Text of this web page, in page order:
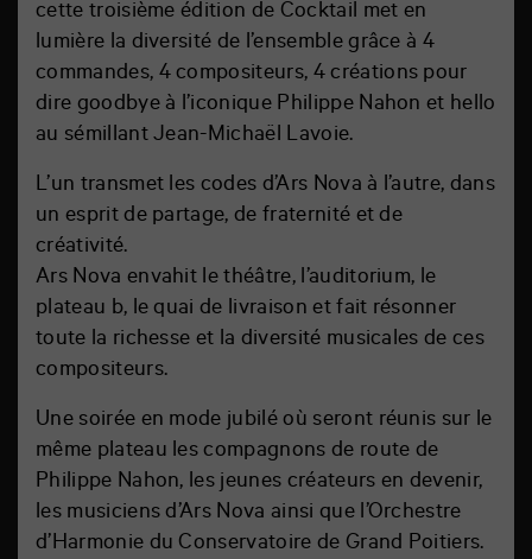
cette troisième édition de Cocktail met en
lumière la diversité de l’ensemble grâce à 4
commandes, 4 compositeurs, 4 créations pour
dire goodbye à l’iconique Philippe Nahon et hello
au sémillant Jean-Michaël Lavoie.
L’un transmet les codes d’Ars Nova à l’autre, dans
un esprit de partage, de fraternité et de
créativité.
Ars Nova envahit le théâtre, l’auditorium, le
plateau b, le quai de livraison et fait résonner
toute la richesse et la diversité musicales de ces
compositeurs.
Une soirée en mode jubilé où seront réunis sur le
même plateau les compagnons de route de
Philippe Nahon, les jeunes créateurs en devenir,
les musiciens d’Ars Nova ainsi que l’Orchestre
d’Harmonie du Conservatoire de Grand Poitiers.